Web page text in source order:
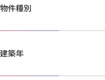
物件種別
建築年